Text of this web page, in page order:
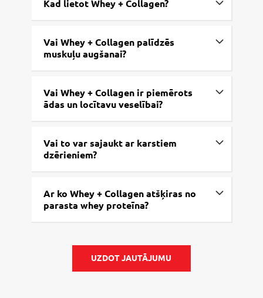
Kad lietot Whey + Collagen?
Vai Whey + Collagen palīdzēs
muskuļu augšanai?
Vai Whey + Collagen ir piemērots
ādas un locītavu veselībai?
Vai to var sajaukt ar karstiem
dzērieniem?
Ar ko Whey + Collagen atšķiras no
parasta whey proteīna?
UZDOT JAUTĀJUMU